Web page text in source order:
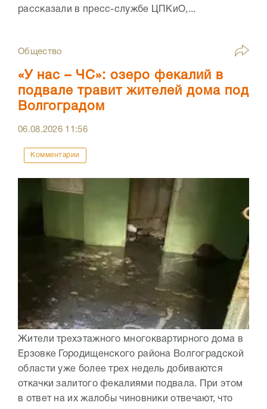
рассказали в пресс-службе ЦПКиО,...
Общество
«У нас – ЧС»: озеро фекалий в
подвале травит жителей дома под
Волгоградом
06.08.2026 11:56
Комментарии
Жители трехэтажного многоквартирного дома в
Ерзовке Городищенского района Волгоградской
области уже более трех недель добиваются
откачки залитого фекалиями подвала. При этом
в ответ на их жалобы чиновники отвечают, что